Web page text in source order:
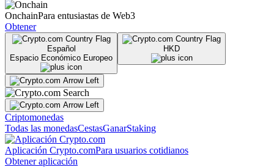
OnchainPara entusiastas de Web3
Obtener
Español
Espacio Económico Europeo
HKD
Criptomonedas
Todas las monedasCestasGanarStaking
Aplicación Crypto.comPara usuarios cotidianos
Obtener aplicación